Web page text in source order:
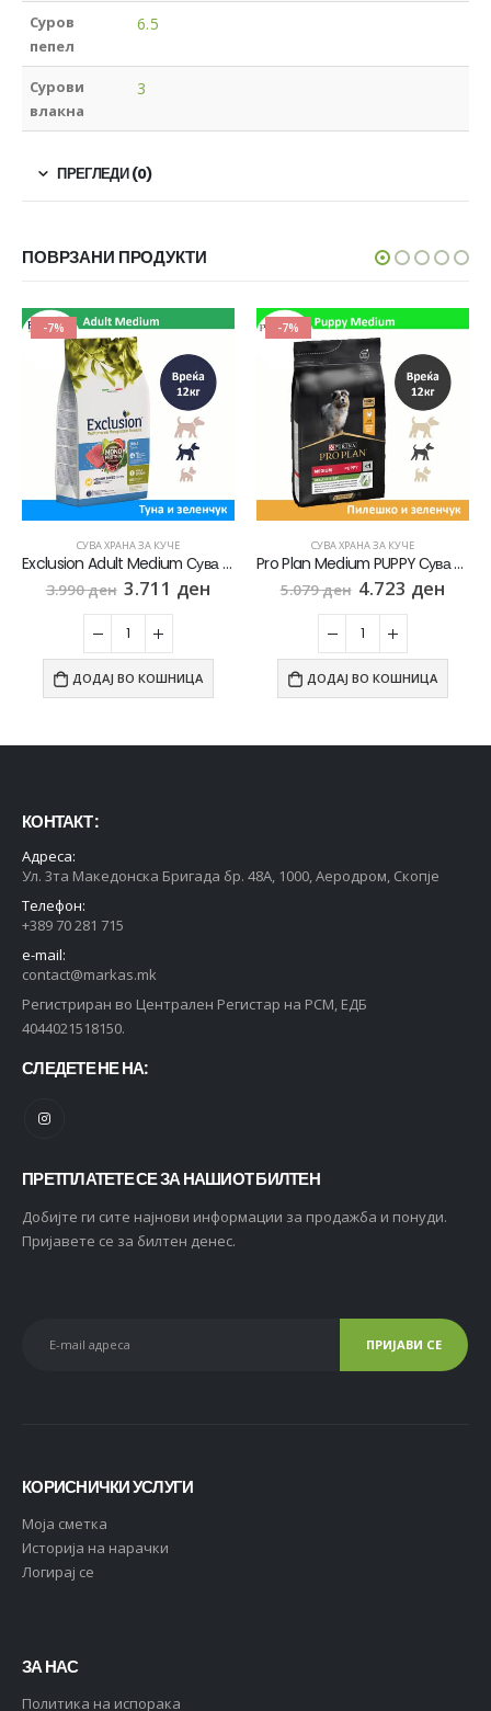
Суров
пепел
6.5
Сурови
влакна
3
ПРЕГЛЕДИ (0)
ПОВРЗАНИ ПРОДУКТИ
-7%
СУВА ХРАНА ЗА КУЧЕ
Exclusion Adult Medium Сува храна за Возрасни кучиња од Среден раст со Туна и зеленчук [Вреќа 12кг]
3.990ден 3.711 ден
ДОДАЈ ВО КОШНИЦА
-7%
СУВА ХРАНА ЗА КУЧЕ
Pro Plan Medium PUPPY Сува храна за Кученца од Среден раст со Пилешко [Вреќа 12кг]
5.079ден 4.723 ден
ДОДАЈ ВО КОШНИЦА
КОНТАКТ :
Адреса:
Ул. 3та Македонска Бригада бр. 48А, 1000, Аеродром, Скопје
Телефон:
+389 70 281 715
e-mail:
contact@markas.mk
Регистриран во Централен Регистар на РСМ, ЕДБ
4044021518150.
СЛЕДЕТЕ НЕ НА:
ПРЕТПЛАТЕТЕ СЕ ЗА НАШИОТ БИЛТЕН
Добијте ги сите најнови информации за продажба и понуди.
Пријавете се за билтен денес.
КОРИСНИЧКИ УСЛУГИ
Moja сметка
Историја на нарачки
Логирај се
ЗА НАС
Политика на испорака